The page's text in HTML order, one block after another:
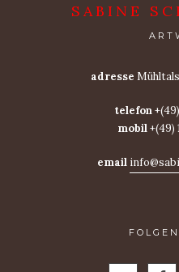
SABINE
adresse
telefon+(49)
mobil+(49)
email